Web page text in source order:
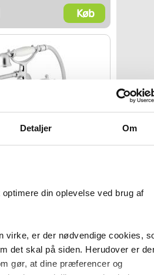
Detaljer Om
din oplevelse ved brug af
virke, er der nødvendige cookies,
det skal på siden. Herudover er
gør, at dine præferencer og
Køb